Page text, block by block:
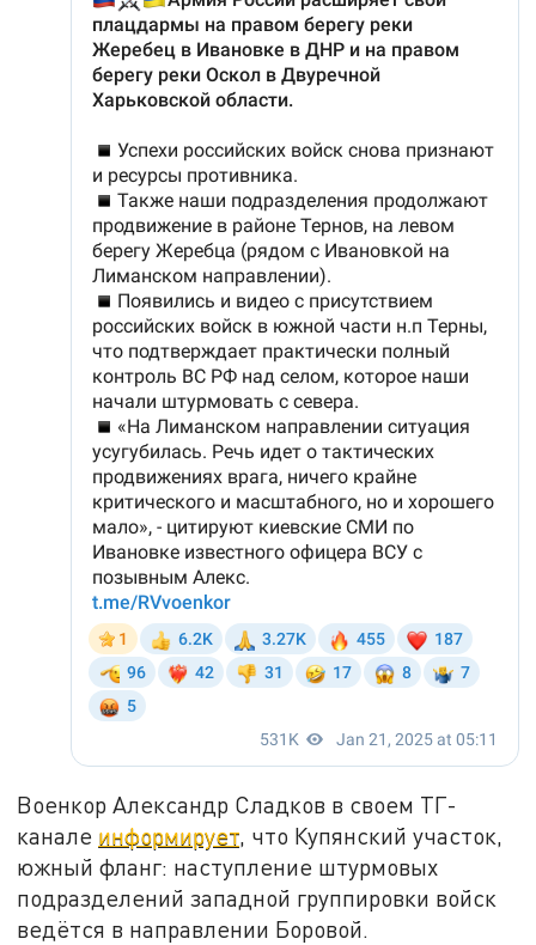
Военкор Александр Сладков в своем ТГ-
канале информирует, что Купянский участок,
южный фланг: наступление штурмовых
подразделений западной группировки войск
ведётся в направлении Боровой.